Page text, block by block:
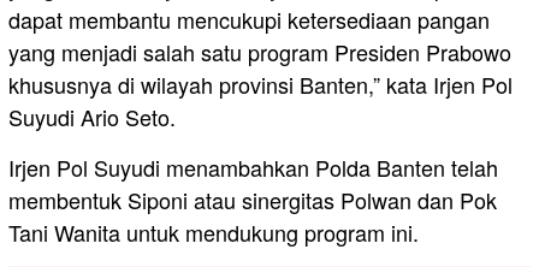
dapat membantu mencukupi ketersediaan pangan
yang menjadi salah satu program Presiden Prabowo
khususnya di wilayah provinsi Banten,” kata Irjen Pol
Suyudi Ario Seto.
Irjen Pol Suyudi menambahkan Polda Banten telah
membentuk Siponi atau sinergitas Polwan dan Pok
Tani Wanita untuk mendukung program ini.